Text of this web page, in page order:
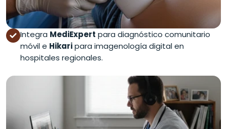
Integra MediExpert para diagnóstico comunitario
móvil e Hikaripara imagenología digital en
hospitales regionales.